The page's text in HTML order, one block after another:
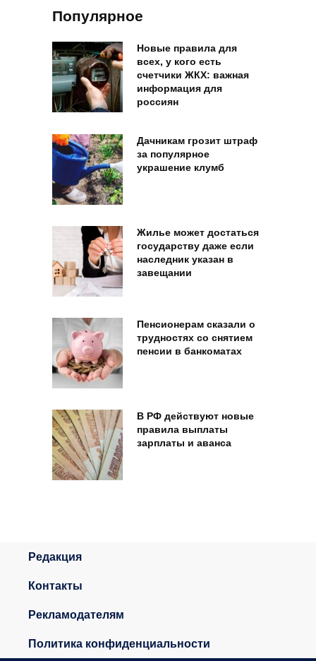
Популярное
Новые правила для
всех, у кого есть
счетчики ЖКХ: важная
информация для
россиян
Дачникам грозит штраф
за популярное
украшение клумб
Жилье может достаться
государству даже если
наследник указан в
завещании
Пенсионерам сказали о
трудностях со снятием
пенсии в банкоматах
В РФ действуют новые
правила выплаты
зарплаты и аванса
Редакция
Контакты
Рекламодателям
Политика конфиденциальности